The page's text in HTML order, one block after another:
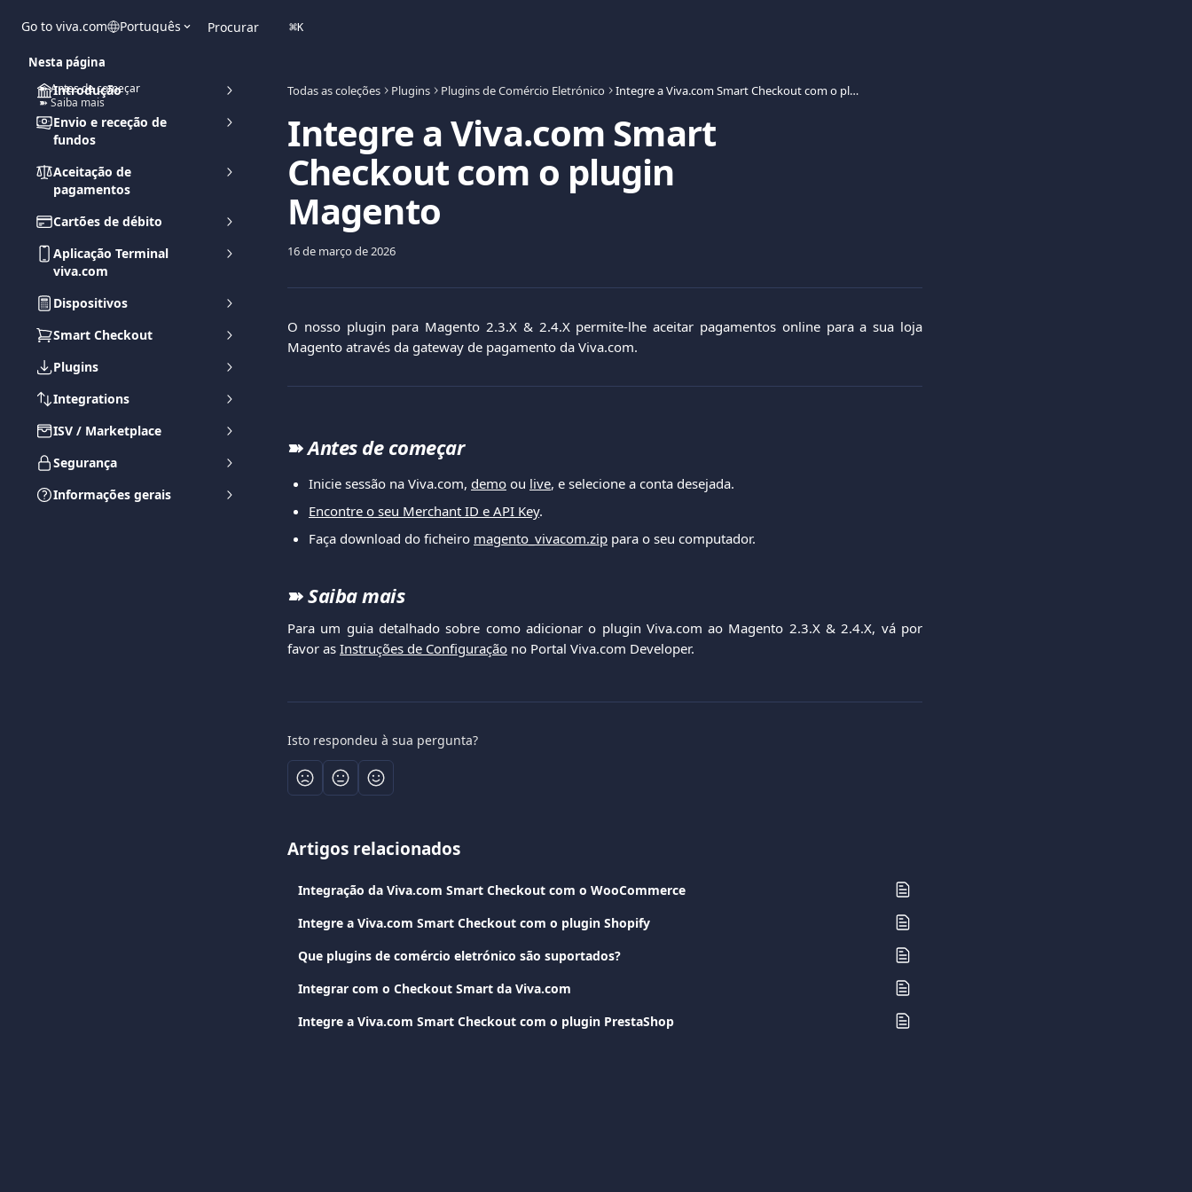
Go to viva.com Português Procurar ⌘K
Introdução
Envio e receção de
fundos
Aceitação de
pagamentos
Cartões de débito
Aplicação Terminal
viva.com
Dispositivos
Smart Checkout
Plugins
Integrations
ISV / Marketplace
Segurança
Informações gerais
Todas as coleções Plugins Plugins de Comércio Eletrónico Integre a Viva.com Smart Checkout com o plugin Magento
Integre a Viva.com Smart
Checkout com o plugin
Magento
16 de março de 2026
O nosso plugin para Magento 2.3.X & 2.4.X permite-lhe aceitar pagamentos online para a sua loja
Magento através da gateway de pagamento da Viva.com.
➽Antes de começar
Inicie sessão na Viva.com, demo ou live, e selecione a conta desejada.
Encontre o seu Merchant ID e API Key.
Faça download do ficheiro magento_vivacom.zip para o seu computador.
➽Saiba mais
Para um guia detalhado sobre como adicionar o plugin Viva.com ao Magento 2.3.X & 2.4.X, vá por
favor as Instruções de Configuração no Portal Viva.com Developer.
Isto respondeu à sua pergunta?
Artigos relacionados
Integração da Viva.com Smart Checkout com o WooCommerce
Integre a Viva.com Smart Checkout com o plugin Shopify
Que plugins de comércio eletrónico são suportados?
Integrar com o Checkout Smart da Viva.com
Integre a Viva.com Smart Checkout com o plugin PrestaShop
Nesta página
➽ Antes de começar
➽ Saiba mais